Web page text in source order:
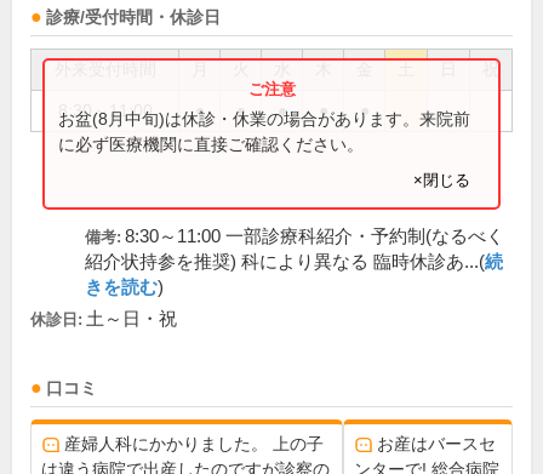
診療/受付時間・休診日
祝
8:30～11:00 ● ● ● ● ●
お盆(8月中旬)は休診・休業の場合があります。来院前
に必ず医療機関に直接ご確認ください。
×閉じる
備考: 8:30～11:00 一部診療科紹介・予約制(なるべく
紹介状持参を推奨) 科により異なる 臨時休診あ...(続
きを読む)
休診日: 土～日・祝
口コミ
産婦人科にかかりました。 上の子
は違う病院で出産したのですが診察の
お産はバースセ
ンターで! 総合病院